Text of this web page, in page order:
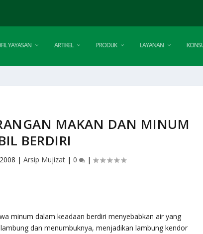
YAYASAN ARTIKEL PRODUK LAYANAN
MAKAN DAN MINUM
BERDIRI
|Arsip Mujizat |0 |
minum dalam keadaan berdiri menyebabkan air yang
dan menumbuknya, menjadikan lambung kendor